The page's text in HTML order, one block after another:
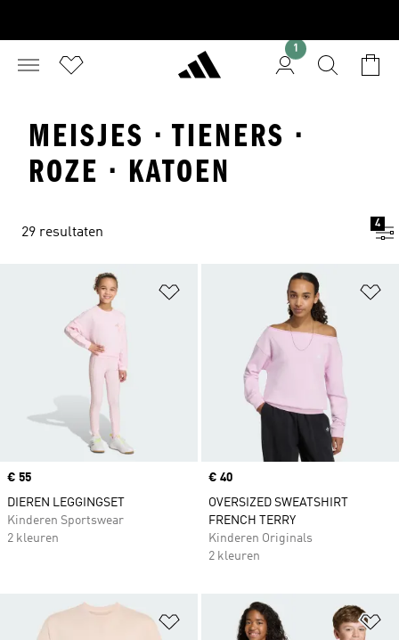
1
MEISJES · TIENERS ·
ROZE · KATOEN
29 resultaten
4
Op verlanglijst zetten
Price
€ 55
DIEREN LEGGINGSET
Kinderen Sportswear
2 kleuren
Price
€ 40
OVERSIZED SWEATSHIRT
FRENCH TERRY
Kinderen Originals
2 kleuren
Op verlanglijst zetten